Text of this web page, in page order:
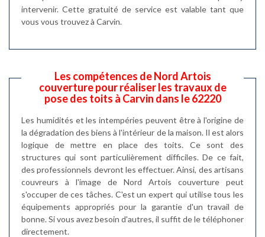
intervenir. Cette gratuité de service est valable tant que
vous vous trouvez à Carvin.
Les compétences de Nord Artois
couverture pour réaliser les travaux de
pose des toits à Carvin dans le 62220
Les humidités et les intempéries peuvent être à l'origine de
la dégradation des biens à l'intérieur de la maison. Il est alors
logique de mettre en place des toits. Ce sont des
structures qui sont particulièrement difficiles. De ce fait,
des professionnels devront les effectuer. Ainsi, des artisans
couvreurs à l'image de Nord Artois couverture peut
s'occuper de ces tâches. C'est un expert qui utilise tous les
équipements appropriés pour la garantie d'un travail de
bonne. Si vous avez besoin d'autres, il suffit de le téléphoner
directement.